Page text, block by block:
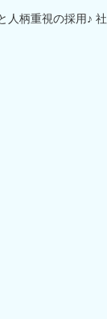
人柄重視の採用♪ 社